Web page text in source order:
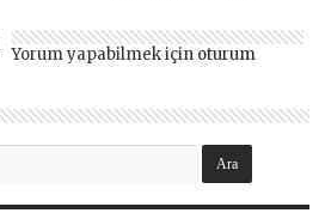
Yorum yapabilmek için oturum